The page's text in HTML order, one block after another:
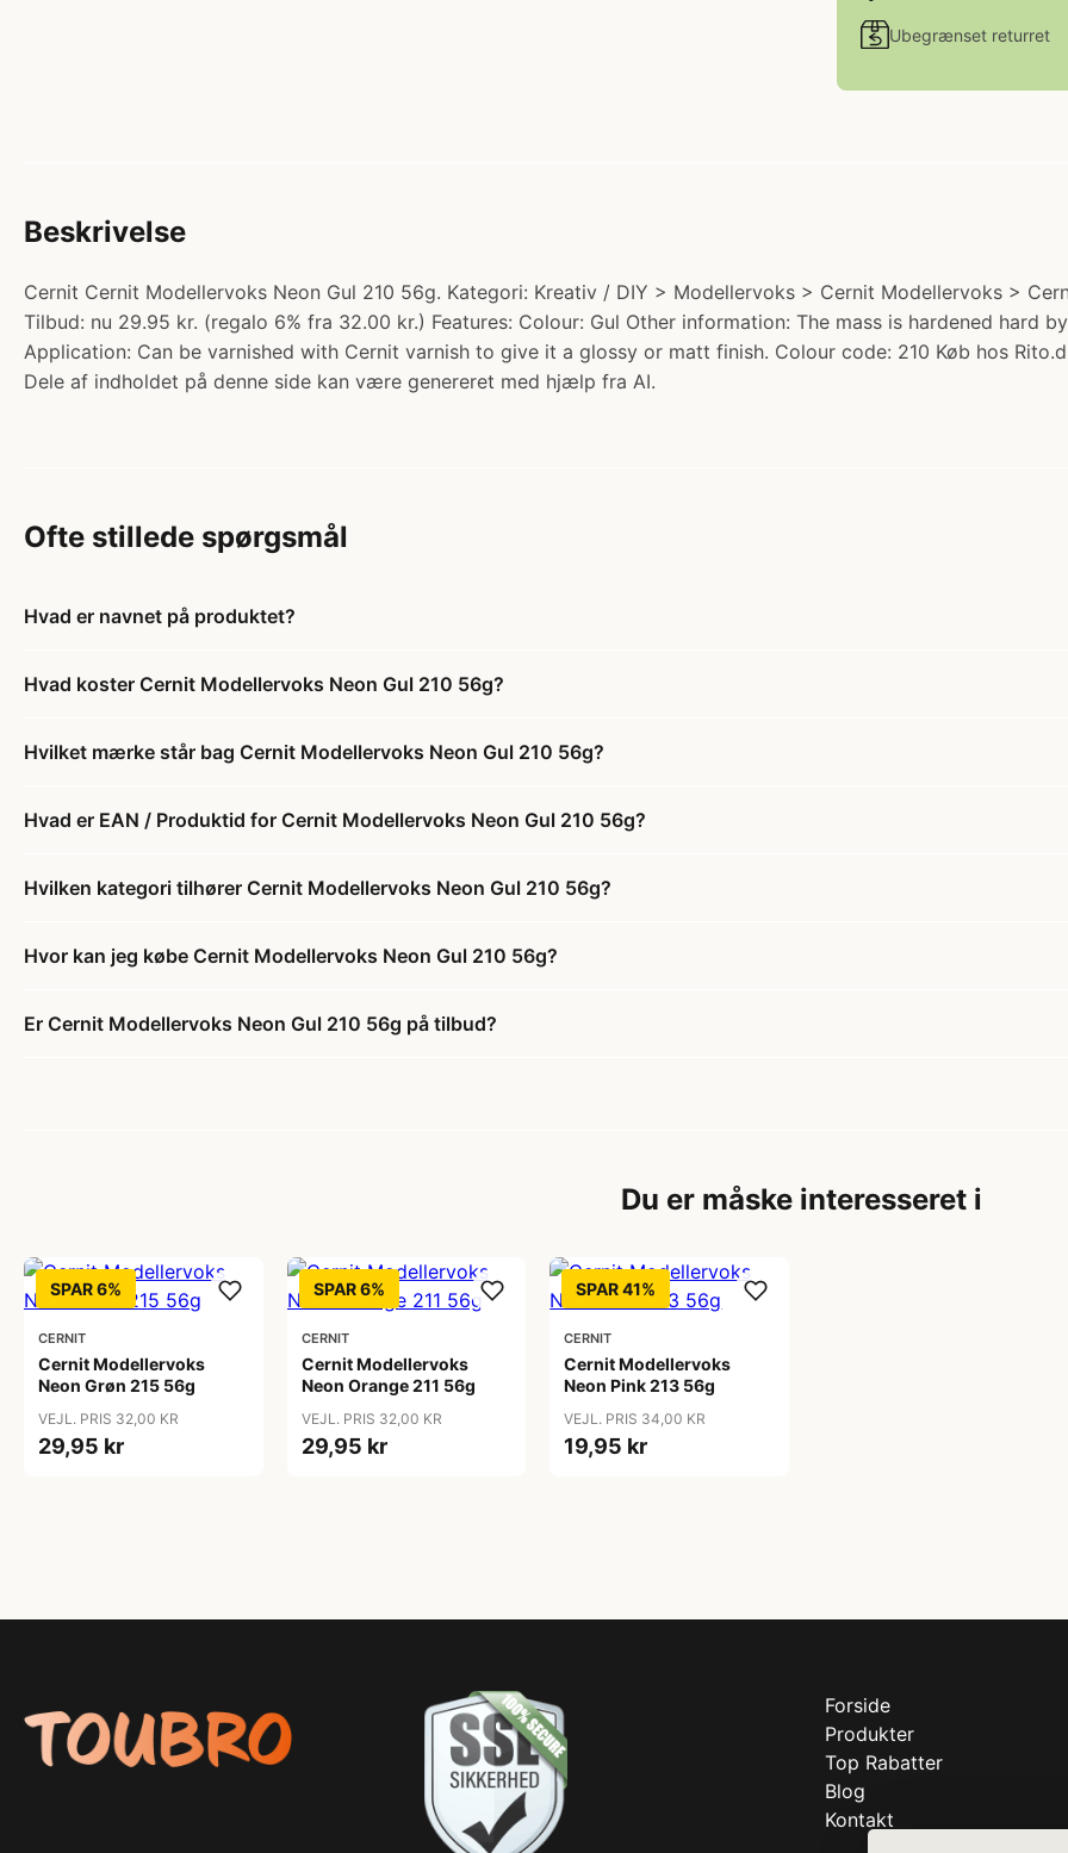
Ubegrænset returret
Beskrivelse
Cernit Cernit Modellervoks Neon Gul 210 56g. Kategori: Kreativ / DIY > Modellervoks > Cernit Modellervoks >
Tilbud: nu 29.95 kr. (regalo 6% fra 32.00 kr.) Features: Colour: Gul Other information: The mass is hardened hard
Application: Can be varnished with Cernit varnish to give it a glossy or matt finish. Colour code: 210 Køb hos
Dele af indholdet på denne side kan være genereret med hjælp fra AI.
Ofte stillede spørgsmål
Hvad er navnet på produktet?
Hvad koster Cernit Modellervoks Neon Gul 210 56g?
Hvilket mærke står bag Cernit Modellervoks Neon Gul 210 56g?
Hvad er EAN / Produktid for Cernit Modellervoks Neon Gul 210 56g?
Hvilken kategori tilhører Cernit Modellervoks Neon Gul 210 56g?
Hvor kan jeg købe Cernit Modellervoks Neon Gul 210 56g?
Er Cernit Modellervoks Neon Gul 210 56g på tilbud?
Du er måske interesseret i
SPAR 6%
CERNIT
Cernit Modellervoks
Neon Grøn 215 56g
VEJL. PRIS 32,00 KR
29,95 kr
SPAR 6%
CERNIT
Cernit Modellervoks
Neon Orange 211 56g
VEJL. PRIS 32,00 KR
29,95 kr
SPAR 41%
CERNIT
Cernit Modellervoks
Neon Pink 213 56g
VEJL. PRIS 34,00 KR
19,95 kr
Forside
Produkter
Top Rabatter
Blog
Kontakt